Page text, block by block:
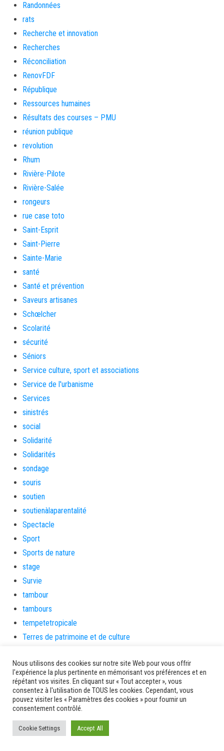
Randonnées
rats
Recherche et innovation
Recherches
Réconciliation
RenovFDF
République
Ressources humaines
Résultats des courses – PMU
réunion publique
revolution
Rhum
Rivière-Pilote
Rivière-Salée
rongeurs
rue case toto
Saint-Esprit
Saint-Pierre
Sainte-Marie
santé
Santé et prévention
Saveurs artisanes
Schœlcher
Scolarité
sécurité
Séniors
Service culture, sport et associations
Service de l'urbanisme
Services
sinistrés
social
Solidarité
Solidarités
sondage
souris
soutien
soutienàlaparentalité
Spectacle
Sport
Sports de nature
stage
Survie
tambour
tambours
tempetetropicale
Terres de patrimoine et de culture
théâtre
Tourisme
toussaint
tradition
Transition Energétique
Transport et routes
Nous utilisons des cookies sur notre site Web pour vous offrir
l'expérience la plus pertinente en mémorisant vos préférences et en
répétant vos visites. En cliquant sur « Tout accepter », vous
consentez à l'utilisation de TOUS les cookies. Cependant, vous
pouvez visiter les « Paramètres des cookies » pour fournir un
consentement contrôlé.
Cookie Settings Accept All